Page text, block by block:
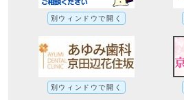
別ウィンドウで開く
別ウィンドウで開く